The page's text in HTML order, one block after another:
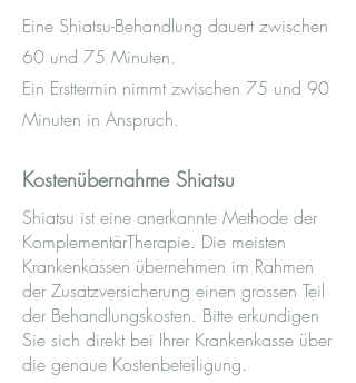
Eine Shiatsu-Behandlung dauert zwischen
60 und 75 Minuten.
Ein Ersttermin nimmt zwischen 75 und 90
Minuten in Anspruch.
Kostenübernahme Shiatsu
Shiatsu ist eine anerkannte Methode der
KomplementärTherapie. Die meisten
Krankenkassen übernehmen im Rahmen
der Zusatzversicherung einen grossen Teil
der Behandlungskosten. Bitte erkundigen
Sie sich direkt bei Ihrer Krankenkasse über
die genaue Kostenbeteiligung.